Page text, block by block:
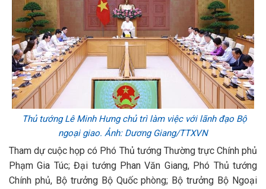
Thủ tướng Lê Minh Hưng chủ trì làm việc với lãnh đạo Bộ
ngoại giao. Ảnh: Dương Giang/TTXVN
Tham dự cuộc họp có Phó Thủ tướng Thường trực Chính phủ
Phạm Gia Túc; Đại tướng Phan Văn Giang, Phó Thủ tướng
Chính phủ, Bộ trưởng Bộ Quốc phòng; Bộ trưởng Bộ Ngoại